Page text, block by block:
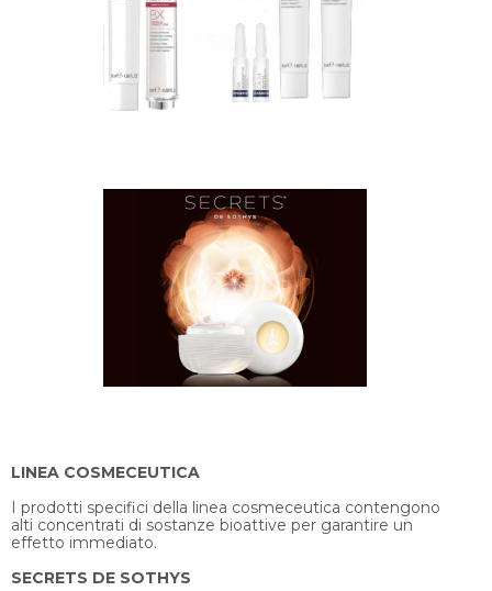
LINEA COSMECEUTICA
I prodotti specifici della linea cosmeceutica contengono
alti concentrati di sostanze bioattive per garantire un
effetto immediato.
SECRETS DE SOTHYS